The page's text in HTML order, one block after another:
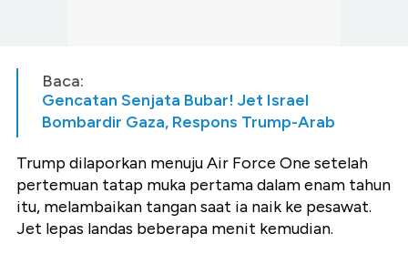
Baca:
Gencatan Senjata Bubar! Jet Israel
Bombardir Gaza, Respons Trump-Arab
Trump dilaporkan menuju Air Force One setelah
pertemuan tatap muka pertama dalam enam tahun
itu, melambaikan tangan saat ia naik ke pesawat.
Jet lepas landas beberapa menit kemudian.